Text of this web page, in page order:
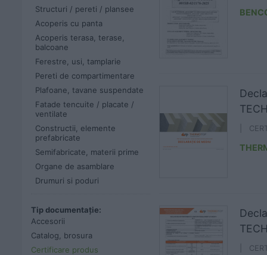
Structuri / pereti / plansee
Acoperis cu panta
Acoperis terasa, terase,
balcoane
Ferestre, usi, tamplarie
Pereti de compartimentare
Plafoane, tavane suspendate
Fatade tencuite / placate /
ventilate
Constructii, elemente
prefabricate
Semifabricate, materii prime
Organe de asamblare
Drumuri si poduri
Tip documentație:
Accesorii
Catalog, brosura
Certificare produs
|
|